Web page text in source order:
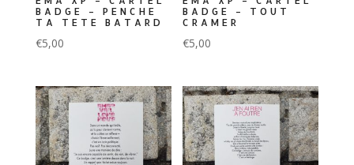
BADGE – PENCHE
TA TETE BATARD
€5,00
BADGE – TOUT
CRAMER
€5,00